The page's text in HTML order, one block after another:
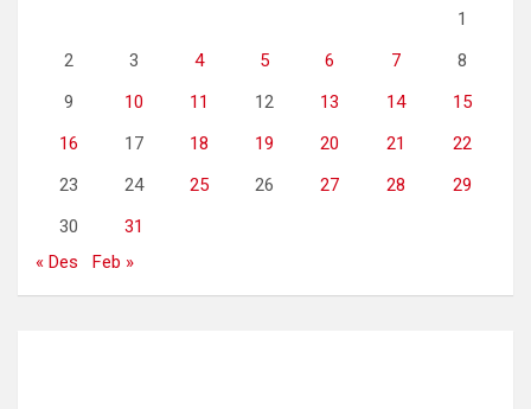
1
2
3 4 5 6 7
8
9
10 11 12 13 14
15
16
17 18 19 20 21
22
23
24 25 26 27 28
29
30
31
« Des
Feb »